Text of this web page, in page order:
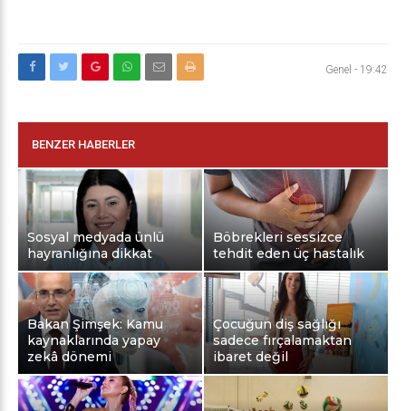
Genel - 19:42
BENZER HABERLER
Sosyal medyada ünlü
hayranlığına dikkat
Böbrekleri sessizce
tehdit eden üç hastalık
Bakan Şimşek: Kamu
kaynaklarında yapay
zekâ dönemi
Çocuğun diş sağlığı
sadece fırçalamaktan
ibaret değil